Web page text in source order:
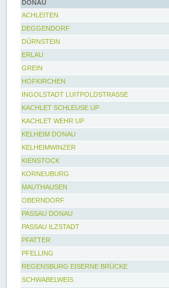
DONAU
ACHLEITEN
DEGGENDORF
DÜRNSTEIN
ERLAU
GREIN
HOFKIRCHEN
INGOLSTADT LUITPOLDSTRASSE
KACHLET SCHLEUSE UP
KACHLET WEHR UP
KELHEIM DONAU
KELHEIMWINZER
KIENSTOCK
KORNEUBURG
MAUTHAUSEN
OBERNDORF
PASSAU DONAU
PASSAU ILZSTADT
PFATTER
PFELLING
REGENSBURG EISERNE BRÜCKE
SCHWABELWEIS